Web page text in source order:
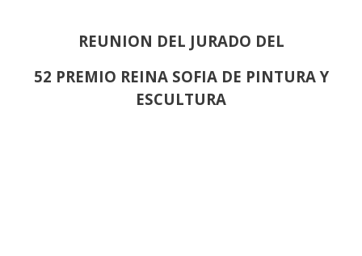
REUNION DEL JURADO DEL
52 PREMIO REINA SOFIA DE PINTURA Y
ESCULTURA